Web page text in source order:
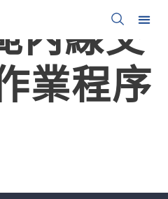
內線交
業程序